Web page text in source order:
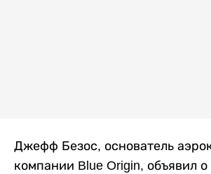
Джефф Безос, основатель
компании Blue Origin, объявил о